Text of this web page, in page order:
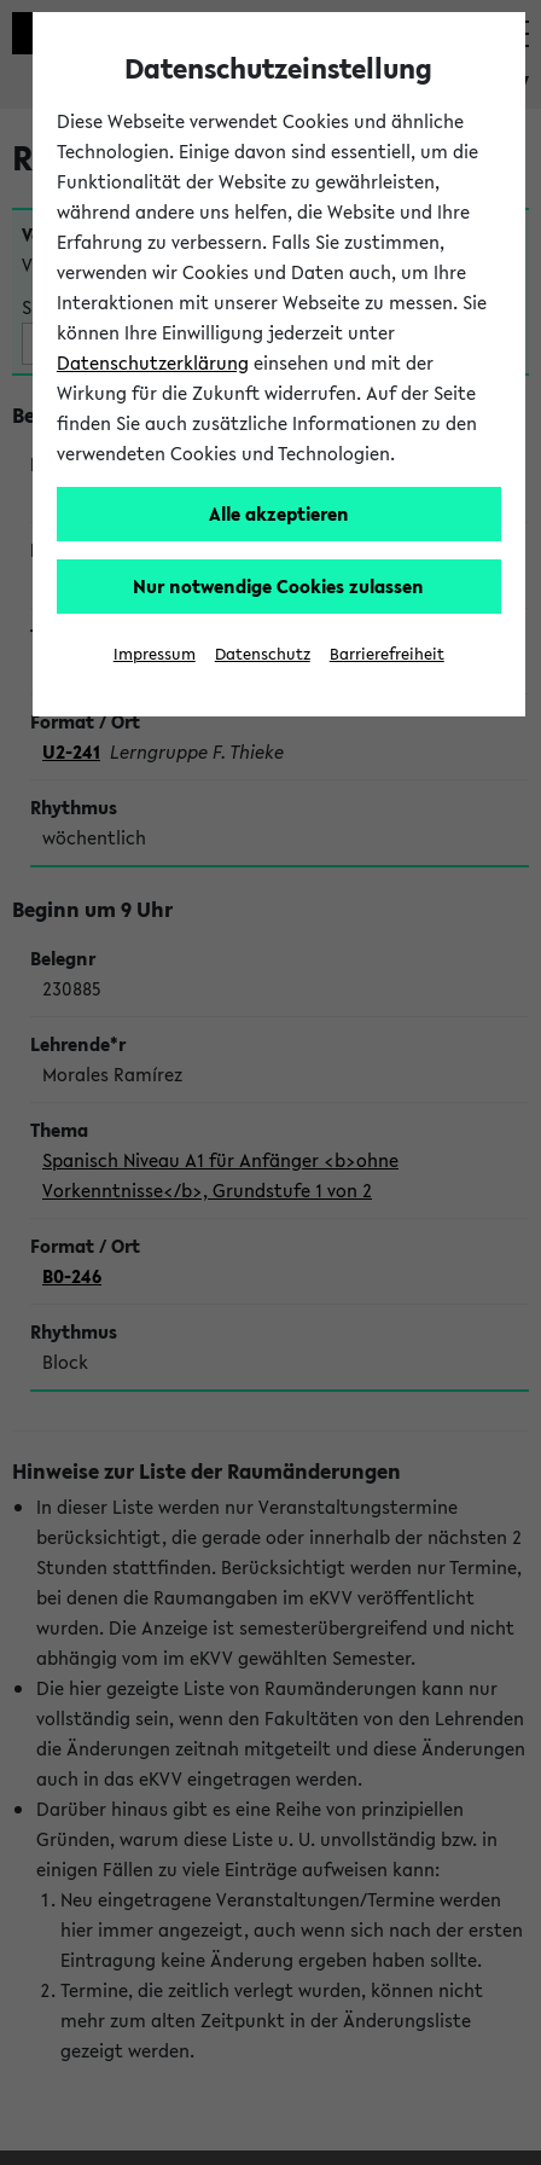
eKVV
Raumänderungen
Veranstaltungen , bei denen sich nach dem23.07.2026
Veranstaltungsorte geändert haben:
Suche:
Beginn um 8 Uhr
219801
SONDERTERMINE CHEMIE
U2-241 Lerngruppe F. Thieke
wöchentlich
Beginn um 9 Uhr
230885
Morales Ramírez
Spanisch Niveau A1 für Anfänger <b>ohne
Vorkenntnisse</b>, Grundstufe 1 von 2
B0-246
Block
Hinweise zur Liste der Raumänderungen
In dieser Liste werden nur Veranstaltungstermine
berücksichtigt, die gerade oder innerhalb der nächsten 2
Stunden stattfinden. Berücksichtigt werden nur Termine,
bei denen die Raumangaben im eKVV veröffentlicht
wurden. Die Anzeige ist semesterübergreifend und nicht
abhängig vom im eKVV gewählten Semester.
Die hier gezeigte Liste von Raumänderungen kann nur
vollständig sein, wenn den Fakultäten von den Lehrenden
die Änderungen zeitnah mitgeteilt und diese Änderungen
auch in das eKVV eingetragen werden.
Darüber hinaus gibt es eine Reihe von prinzipiellen
Gründen, warum diese Liste u. U. unvollständig bzw. in
einigen Fällen zu viele Einträge aufweisen kann:
Neu eingetragene Veranstaltungen/Termine werden
hier immer angezeigt, auch wenn sich nach der ersten
Eintragung keine Änderung ergeben haben sollte.
Termine, die zeitlich verlegt wurden, können nicht
mehr zum alten Zeitpunkt in der Änderungsliste
gezeigt werden.
Datenschutzeinstellung
Diese Webseite verwendet Cookies und ähnliche
Technologien. Einige davon sind essentiell, um die
Funktionalität der Website zu gewährleisten,
während andere uns helfen, die Website und Ihre
Erfahrung zu verbessern. Falls Sie zustimmen,
verwenden wir Cookies und Daten auch, um Ihre
Interaktionen mit unserer Webseite zu messen. Sie
können Ihre Einwilligung jederzeit unter
Datenschutzerklärung einsehen und mit der
Wirkung für die Zukunft widerrufen. Auf der Seite
finden Sie auch zusätzliche Informationen zu den
verwendeten Cookies und Technologien.
Alle akzeptieren
Nur notwendige Cookies zulassen
Impressum Datenschutz Barrierefreiheit